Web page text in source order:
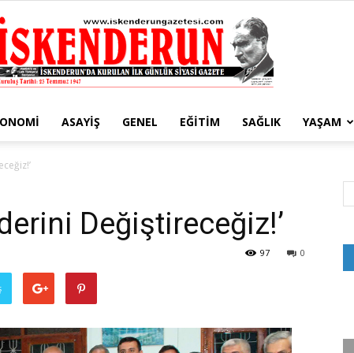
ASAYIŞ GENEL EĞITIM SAĞLIK YAŞAM
Değiştireceğiz!’
0
97